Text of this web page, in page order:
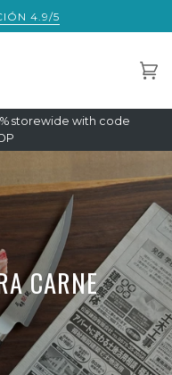
€300
4.9/5
storewide with code
CARNE